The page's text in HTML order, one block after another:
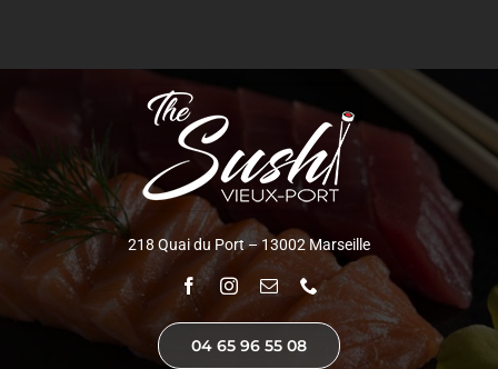
218 Quai du Port – 13002 Marseille
04 65 96 55 08